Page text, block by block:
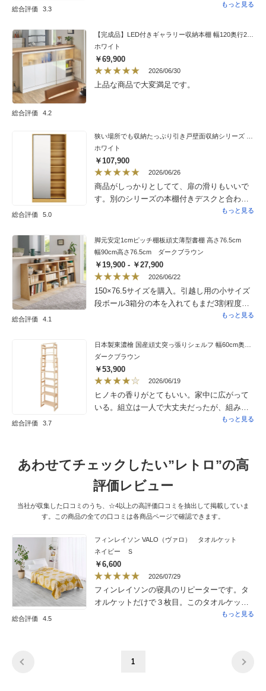
総合評価 3.3
そうです。板の木目も綺麗で気に入りまし
扉の建付けも丁寧に仕上がっていると思いま
す。天井への突っ張り板のボルトが書棚の中
に出るタイプではなくてスペースを存分に使
えてよかったです。
もっと見る
総合評価 4.2
【完成品】LED付きギャラリー収納本棚 幅120奥行20cm 4枚扉タイプ
ホワイト
￥69,900
2026/06/30
上品な商品で大変満足です。
総合評価 5.0
ホワイト
￥107,900
2026/06/26
商品がしっかりとしてて、扉の滑りもいいで
す。別のシリーズの本棚付きデスクと合わせ
て買いましたが、こちらの方が品質がよかっ
す）衣装部屋兼書斎なのでミラー付きにして
正解でした。
もっと見る
総合評価 4.1
脚元安定1cmピッチ棚板頑丈薄型書棚 高さ76.5cm
幅90cm高さ76.5cm ダークブラウン
￥19,900 - ￥27,900
2026/06/22
150×76.5サイズを購入。引越し用の小サイズ
段ボール3箱分の本を入れてもまだ3割程度余
裕があり、しっかりした造りで大変満足して
サービスを依頼しましたが丁寧にご対応いた
だきました。苦戦している感じが聞こえたの
で、組立家具に慣れていない方や重量物の扱
いに自信がない方はご利用をお勧めします。
もっと見る
総合評価 3.7
日本製東濃檜 国産頑丈突っ張りシェルフ 幅60cm奥行29cm（天井対応高さ188cm〜252cm）
ダークブラウン
￥53,900
2026/06/19
ヒノキの香りがとてもいい。家中に広がって
いる。組立は一人で大丈夫だったが、組み立
てた後に立ち上げるのは大人2人がかり。ビス
う。ただ、標準的な身長だと上の段には手が
届かないので、細かいことは気にしなくても
いいのかもしれない。
もっと見る
あわせてチェックしたい”レトロ”の高
評価レビュー
当社が収集した口コミのうち、☆4以上の高評価口コミを抽出して掲載していま
す。この商品の全ての口コミは各商品ページで確認できます。
総合評価 4.5
フィンレイソン VALO（ヴァロ） タオルケット
ネイビー Ｓ
￥6,600
2026/07/29
フィンレイソンの寝具のリピーターです。タ
オルケットだけで３枚目。このタオルケット
も肌触り、丈夫さ、洗濯しやすさ、すべて満
もっと見る
1